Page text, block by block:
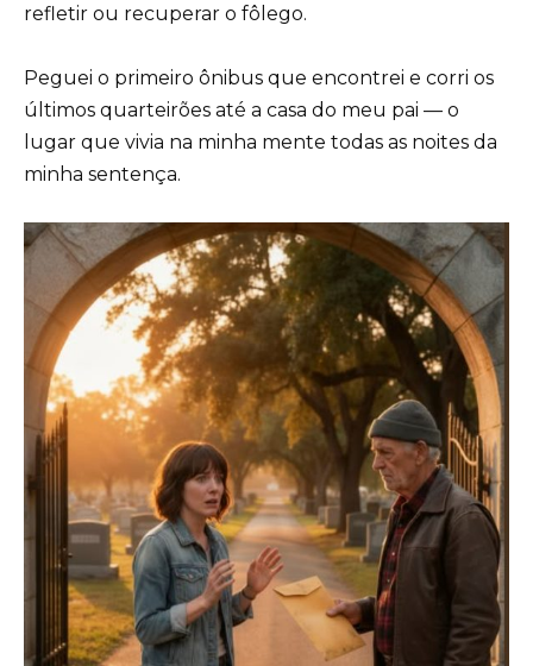
refletir ou recuperar o fôlego.
Peguei o primeiro ônibus que encontrei e corri os
últimos quarteirões até a casa do meu pai — o
lugar que vivia na minha mente todas as noites da
minha sentença.